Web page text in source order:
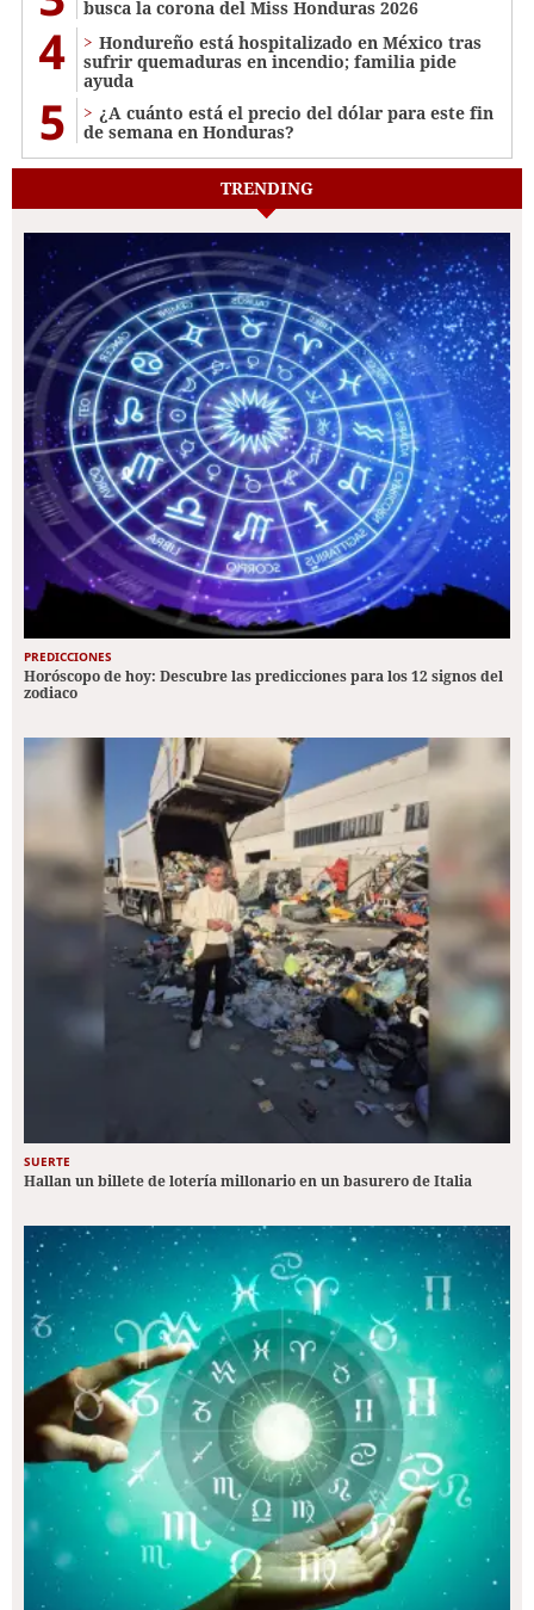
busca la corona del Miss Honduras 2026
4
Hondureño está hospitalizado en México tras
sufrir quemaduras en incendio; familia pide
ayuda
5
¿A cuánto está el precio del dólar para este fin
de semana en Honduras?
TRENDING
PREDICCIONES
Horóscopo de hoy: Descubre las predicciones para los 12 signos del
zodiaco
SUERTE
Hallan un billete de lotería millonario en un basurero de Italia